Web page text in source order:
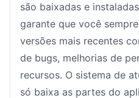
são baixadas e
garante que você
versões mais recentes
de bugs, melhorias de
recursos. O sistema de
só baixa as partes do